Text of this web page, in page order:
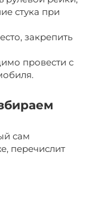
стука при
закрепить
провести с
сам
перечислит